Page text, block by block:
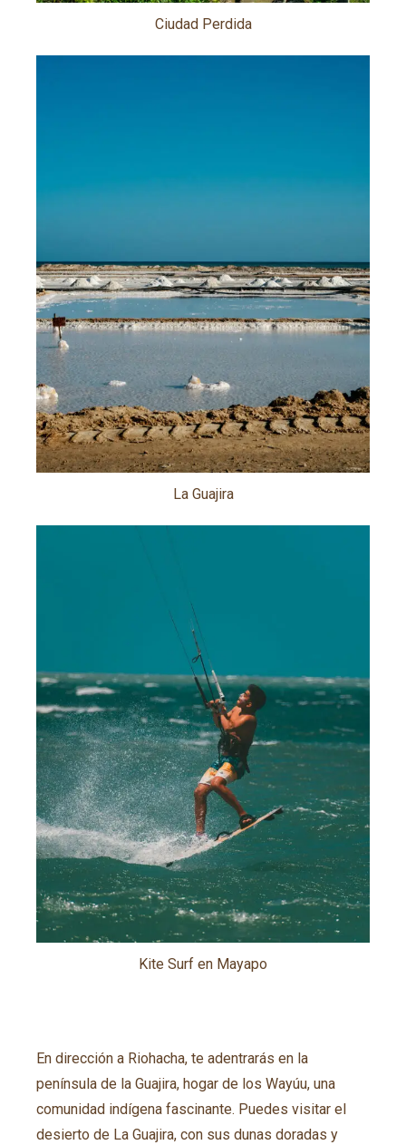
Ciudad Perdida
La Guajira
Kite Surf en Mayapo
En dirección a Riohacha, te adentrarás en la
península de la Guajira, hogar de los Wayúu, una
comunidad indígena fascinante. Puedes visitar el
desierto de La Guajira, con sus dunas doradas y